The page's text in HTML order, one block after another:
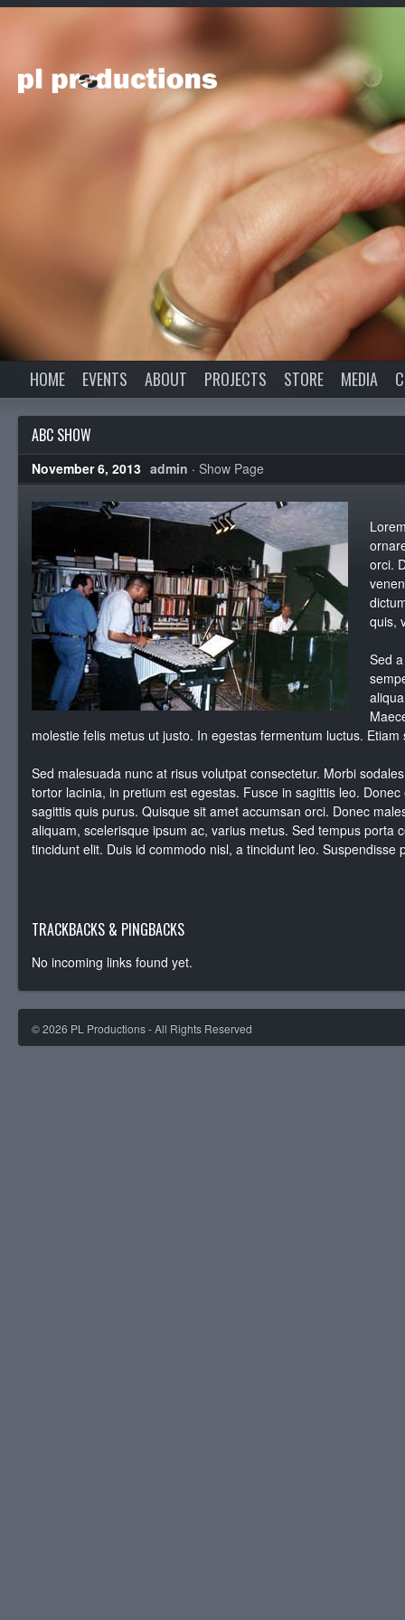
HOME EVENTS ABOUT PROJECTS STORE MEDIA
ABC SHOW
November 6, 2013 admin · Show Page
orci.
quis,
Sed
molestie felis metus ut justo. In egestas fermentum luctus.
Sed malesuada nunc at risus volutpat consectetur. Morbi
tortor lacinia, in pretium est egestas. Fusce in sagittis leo.
sagittis quis purus. Quisque sit amet accumsan orci. Donec
aliquam, scelerisque ipsum ac, varius metus. Sed tempus
tincidunt elit. Duis id commodo nisl, a tincidunt leo. Suspendisse
TRACKBACKS & PINGBACKS
No incoming links found yet.
©2026 PL Productions - All Rights Reserved